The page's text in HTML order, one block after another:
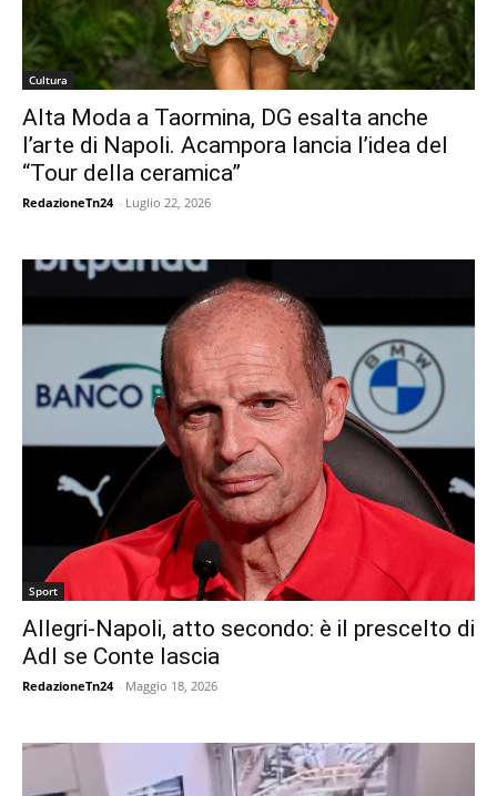
Cultura
Alta Moda a Taormina, DG esalta anche
l’arte di Napoli. Acampora lancia l’idea del
“Tour della ceramica”
RedazioneTn24 - Luglio 22, 2026
Sport
Allegri-Napoli, atto secondo: è il prescelto di
Adl se Conte lascia
RedazioneTn24 - Maggio 18, 2026